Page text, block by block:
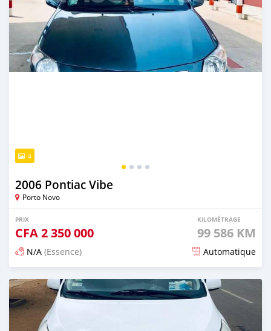
4
2006 Pontiac Vibe
Porto Novo
PRIX
CFA2 350 000
KILOMÉTRAGE
99 586 KM
N/A (Essence) Automatique
Publié il y a plus d'un an